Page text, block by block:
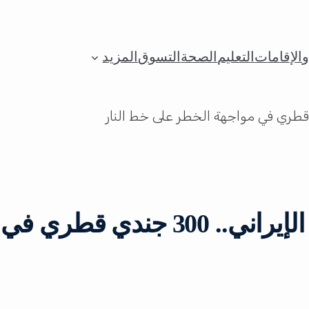
التعليم الصحة التسوق المزيد
كواليس ليلة التصدي للهجوم الإيراني..